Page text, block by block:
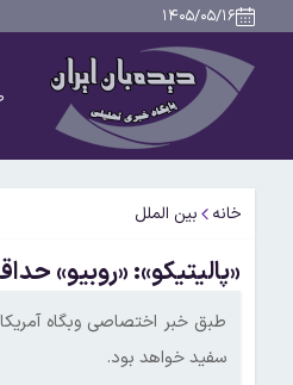
۱۴۰۵/۰۵/۱۶
خانه بین الملل
«پالیتیکو»: «روبیو» حداقل ۶ ماه در منصب مشاور امنیت ملی کاخ سفید
سفید خواهد بود.